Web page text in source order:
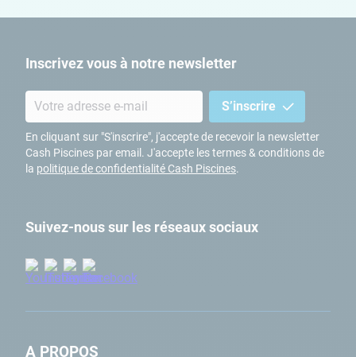
Inscrivez vous à notre newsletter
S’inscrire
En cliquant sur "S'inscrire", j'accepte de recevoir la newsletter
Cash Piscines par email. J'accepte les termes & conditions de
la politique de confidentialité Cash Piscines.
Suivez-nous sur les réseaux sociaux
A PROPOS